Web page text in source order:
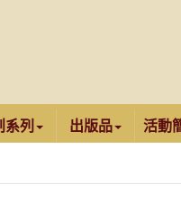
系列 出版品 活動